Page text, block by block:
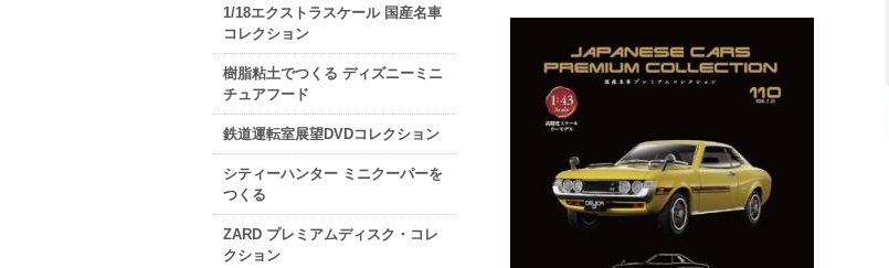
1/18エクストラスケール 国産名車
コレクション
樹脂粘土でつくる ディズニーミニ
チュアフード
鉄道運転室展望DVDコレクション
シティーハンター ミニクーパーを
つくる
ZARD プレミアムディスク・コレ
クション